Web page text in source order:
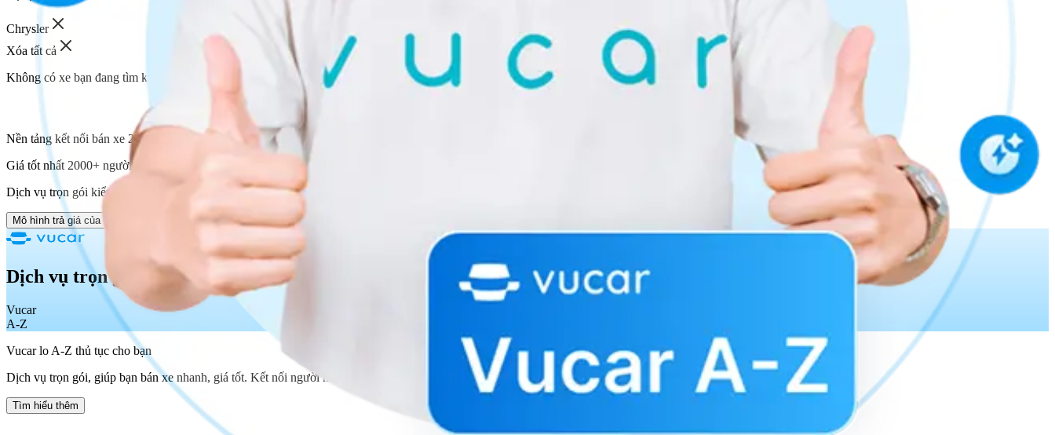
Chrysler
Xóa tất cả
Không có xe bạn đang tìm kiếm.
Nền tảng kết nối bán xe 2000+ người mua của Vucar
Giá tốt nhất 2000+ người mua cạnh tranh trả giá
Dịch vụ trọn gói kiểm định xe tại địa điểm và thời gian bạn mong muốn...
Mô hình trả giá của Vucar
Dịch vụ trọn gói
Vucar
A-Z
Vucar lo A-Z thủ tục cho bạn
Dịch vụ trọn gói, giúp bạn bán xe nhanh, giá tốt. Kết nối người mua tiềm năng...
Tìm hiểu thêm